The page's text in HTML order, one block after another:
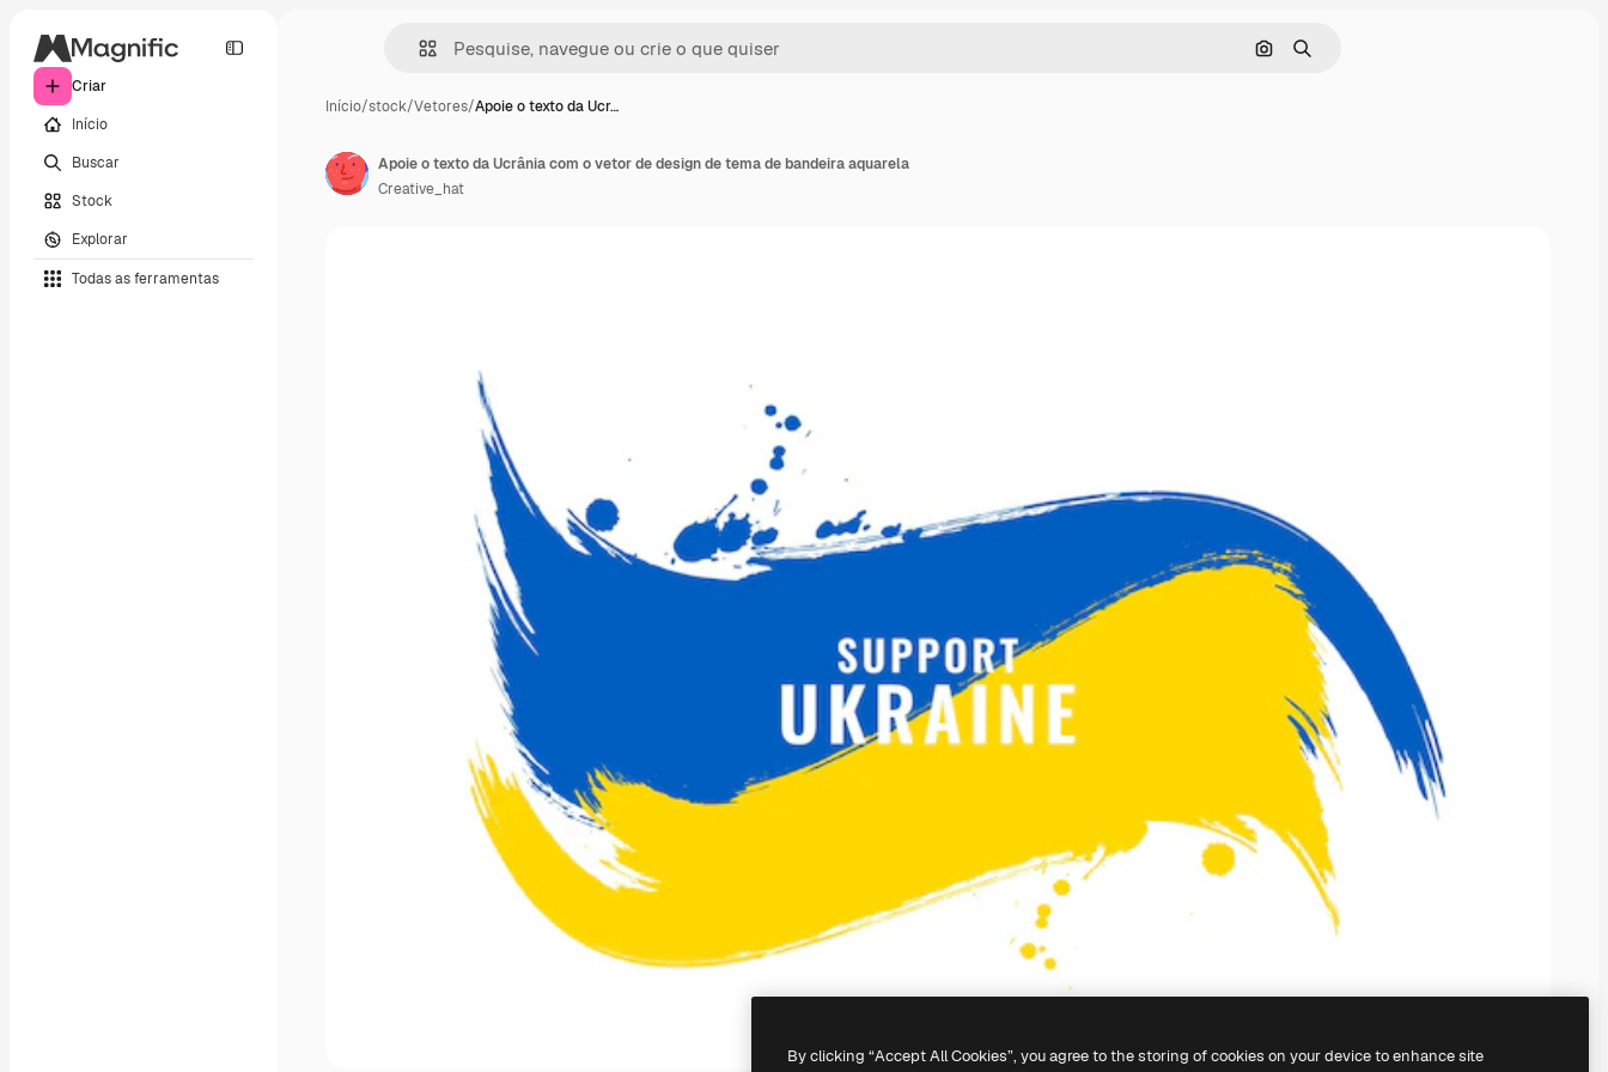
Criar
Início
Buscar
Stock
Explorar
Todas as ferramentas
Pesquisar por imagem
Buscar
Início/stock/Vetores/Apoie o texto da Ucr…
Apoie o texto da Ucrânia com o vetor de design de tema de bandeira aquarela
Creative_hat
By clicking “Accept All Cookies”, you agree to the storing of cookies on your device to enhance site